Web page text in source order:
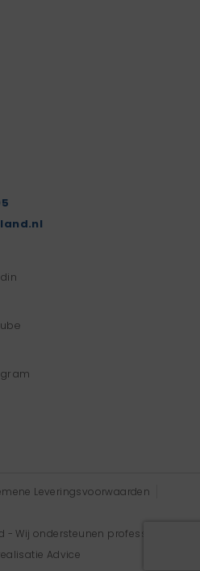
Leveringsvoorwaarden
- Wij ondersteunen professionals
Advice